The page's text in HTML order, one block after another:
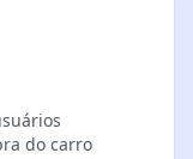
do carro